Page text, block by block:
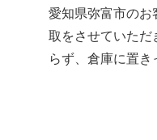
愛知県弥富市のお
取をさせていただ
らず、倉庫に置